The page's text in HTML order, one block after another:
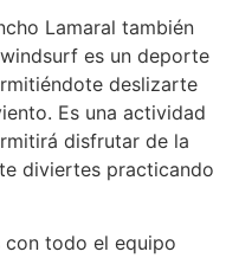
Lamaral también
es un deporte
deslizarte
Es una actividad
disfrutar de la
diviertes practicando
con todo el equipo